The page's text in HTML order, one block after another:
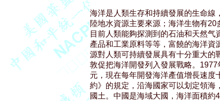
海洋是人類生存和持續發展的生命線
陸地水資源主要來源；海洋生物有
目前人類能夠探測到的石油和天然
產品和工業原料等等，富饒的海洋
源對人類可持續發展具有十分重大的
敦促把海洋開發列入發展戰略。
元，現在每年開發海洋產值增長速
約》的規定，沿海國家可以划定領海
國土。中國是海域大國，海洋面積